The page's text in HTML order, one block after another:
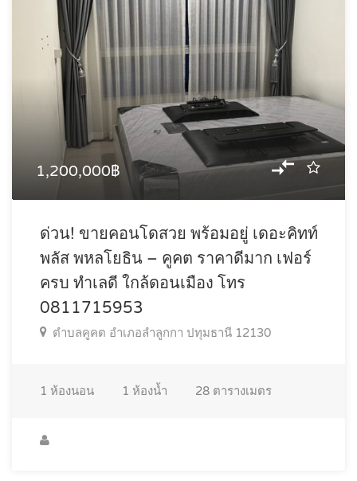
1,200,000฿
ด่วน! ขายคอนโดสวย พร้อมอยู่ เดอะคิทท์
พลัส พหลโยธิน – คูคต ราคาดีมาก เฟอร์
ครบ ทำเลดี ใกล้ดอนเมือง โทร
0811715953
ตำบลคูคต อำเภอลำลูกกา ปทุมธานี 12130
1 ห้องนอน 1 ห้องน้ำ 28 ตารางเมตร